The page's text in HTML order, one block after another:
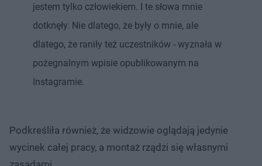
jestem tylko człowiekiem. I te słowa mnie
dotknęły. Nie dlatego, że były o mnie, ale
dlatego, że raniły też uczestników - wyznała w
pożegnalnym wpisie opublikowanym na
Instagramie.
Podkreśliła również, że widzowie oglądają jedynie
wycinek całej pracy, a montaż rządzi się własnymi